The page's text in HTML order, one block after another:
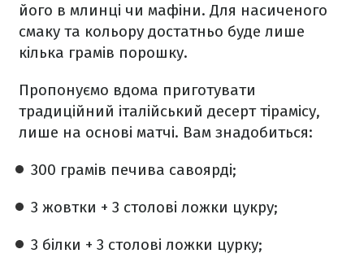
його в млинці чи мафіни. Для насиченого
смаку та кольору достатньо буде лише
кілька грамів порошку.
Пропонуємо вдома приготувати
традиційний італійський десерт тірамісу,
лише на основі матчі. Вам знадобиться:
300 грамів печива савоярді;
3 жовтки + 3 столові ложки цукру;
3 білки + 3 столові ложки цурку;